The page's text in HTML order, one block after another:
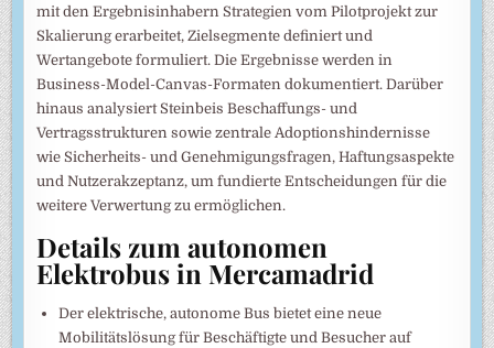
mit den Ergebnisinhabern Strategien vom Pilotprojekt zur
Skalierung erarbeitet, Zielsegmente definiert und
Wertangebote formuliert. Die Ergebnisse werden in
Business-Model-Canvas-Formaten dokumentiert. Darüber
hinaus analysiert Steinbeis Beschaffungs- und
Vertragsstrukturen sowie zentrale Adoptionshindernisse
wie Sicherheits- und Genehmigungsfragen, Haftungsaspekte
und Nutzerakzeptanz, um fundierte Entscheidungen für die
weitere Verwertung zu ermöglichen.
Details zum autonomen
Elektrobus in Mercamadrid
Der elektrische, autonome Bus bietet eine neue
Mobilitätslösung für Beschäftigte und Besucher auf